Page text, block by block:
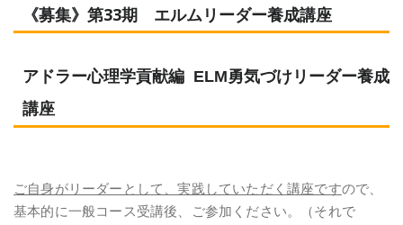
《募集》第33期 エルムリーダー養成講座
アドラー心理学貢献編 ELM勇気づけリーダー養成
講座
ご自身がリーダーとして、実践していただく講座ですので、
基本的に一般コース受講後、ご参加ください。（それで